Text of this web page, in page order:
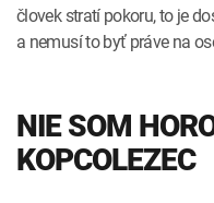
človek stratí pokoru, to je
a nemusí to byť práve na
NIE SOM
KOPCOLEZEC